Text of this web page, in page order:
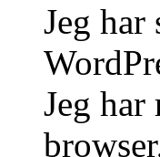
Jeg
Jeg